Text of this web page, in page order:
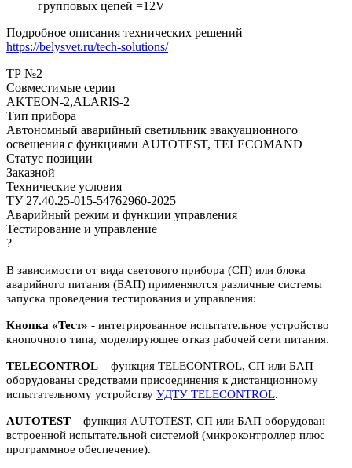
групповых цепей =12V
Подробное описания технических решений
https://belysvet.ru/tech-solutions/
ТР №2
Совместимые серии
AKTEON-2,ALARIS-2
Тип прибора
Автономный аварийный светильник эвакуационного
освещения с функциями AUTOTEST, TELECOMAND
Статус позиции
Заказной
Технические условия
ТУ 27.40.25-015-54762960-2025
Аварийный режим и функции управления
Тестирование и управление
?
В зависимости от вида светового прибора (СП) или блока
аварийного питания (БАП) применяются различные системы
запуска проведения тестирования и управления:
Кнопка «Тест» - интегрированное испытательное устройство
кнопочного типа, моделирующее отказ рабочей сети питания.
TELECONTROL – функция TELECONTROL, СП или БАП
оборудованы средствами присоединения к дистанционному
испытательному устройству УДТУ TELECONTROL.
AUTOTEST – функция AUTOTEST, СП или БАП оборудован
встроенной испытательной системой (микроконтроллер плюс
программное обеспечение).